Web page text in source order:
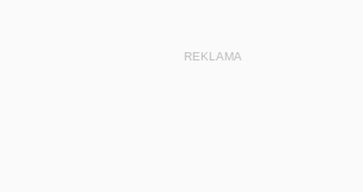
REKLAMA